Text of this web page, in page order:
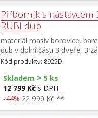
Příborník s nástavcem
RUBI dub
materiál masiv borovice,
dub v dolní části 3 dveře, 3
kovovými pojezdy v horní
prosklené dveře
Kód produktu: 8925D
Skladem > 5 ks
12 799 Kč s DPH
-44% 22 990 Kč **